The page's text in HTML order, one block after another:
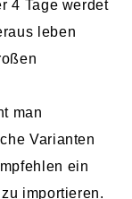
4 Tage werdet
leben
man
Varianten
ein
importieren.